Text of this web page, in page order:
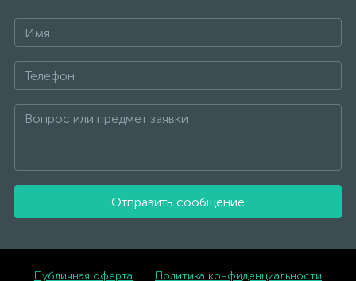
Отправить сообщение
Публичная оферта Политика конфиденциальности